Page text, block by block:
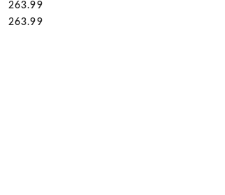
Cena:
263.99
Cena:
263.99